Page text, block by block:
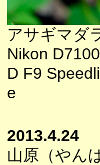
アサギマダ
Nikon
D F9
e
2013.4.24
山原（やん